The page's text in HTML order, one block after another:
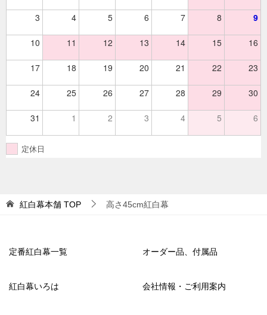
3 4 5 6 7 8 9
10 11 12 13 14 15 16
17 18 19 20 21 22 23
24 25 26 27 28 29 30
31 1 2 3 4 5 6
定休日
紅白幕本舗 TOP 高さ45cm紅白幕
定番紅白幕一覧 オーダー品、付属品
紅白幕いろは 会社情報・ご利用案内